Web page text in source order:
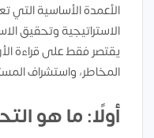
الأعمدة الأساسية التي
الاستراتيجية وتحقيق
يقتصر فقط على قراءة
المخاطر، واستشراف
أولًا: ما هو